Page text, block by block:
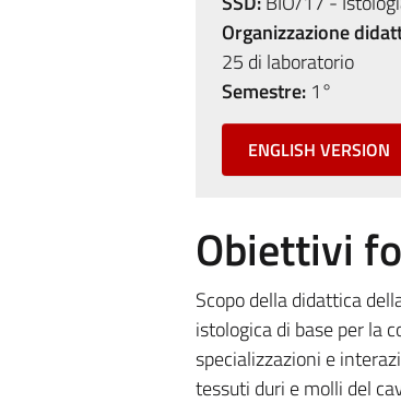
Organizzazione
25 di laboratorio
Semestre:1°
ENGLISH VERSION
Obiettivi
Scopo della didattica
istologica di base per la
specializzazioni e
tessuti duri e molli del